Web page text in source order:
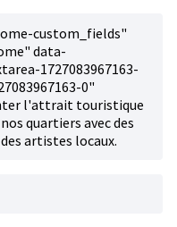
custom_fields"
data-
1727083967163-
0"
l'attrait touristique
quartiers avec des
artistes locaux.